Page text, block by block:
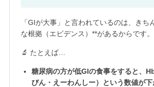
「GIが大事」と言われているのは、きち
な根拠（エビデンス）**があるからです。
🔬 たとえば…
糖尿病の方が低GIの食事をすると、
びん・えーわんしー）という数値が下